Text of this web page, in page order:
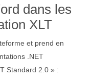
dans les
XLT
et prend en
.NET
Standard 2.0 » :